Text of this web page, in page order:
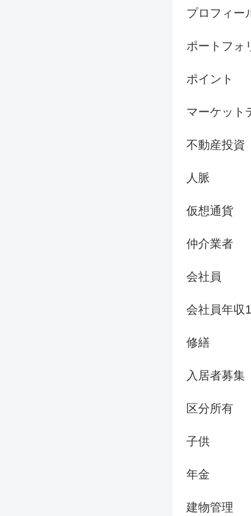
プロフィー
ポートフォ
ポイント
マーケット
不動産投資
人脈
仮想通貨
仲介業者
会社員
会社員年収
修繕
入居者募集
区分所有
子供
年金
建物管理